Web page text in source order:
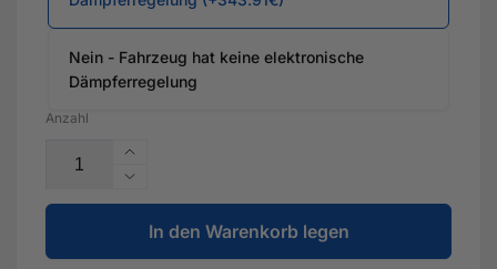
Nein - Fahrzeug hat keine elektronische
Dämpferregelung
Anzahl
Erhöhe
die
Menge
für
KW
Verringere
die
Menge
für
In den Warenkorb legen